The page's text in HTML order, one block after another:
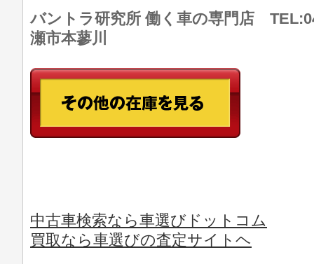
バントラ研究所 働く車の専門店
瀬市本蓼川
中古車検索なら車選びドットコム
買取なら車選びの査定サイトヘ